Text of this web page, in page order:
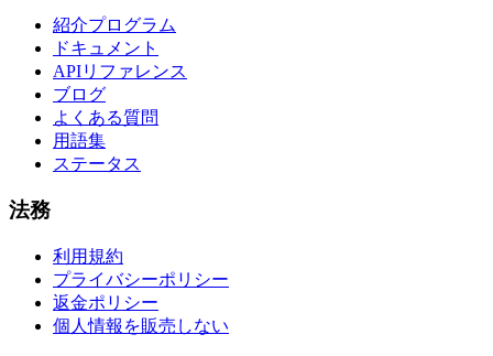
紹介プログラム
ドキュメント
APIリファレンス
ブログ
よくある質問
用語集
ステータス
法務
利用規約
プライバシーポリシー
返金ポリシー
個人情報を販売しない